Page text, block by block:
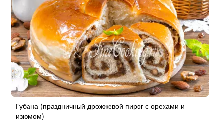
Губана (праздничный дрожжевой пирог с орехами и
изюмом)